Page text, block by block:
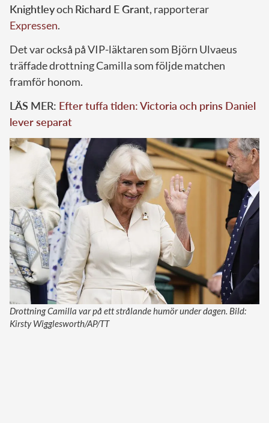
Knightleyoch Richard E Grant, rapporterar
Expressen.
Det var också på VIP-läktaren som Björn Ulvaeus
träffade drottning Camilla som följde matchen
framför honom.
LÄS MER: Efter tuffa tiden: Victoria och prins Daniel
lever separat
Drottning Camilla var på ett strålande humör under dagen. Bild:
Kirsty Wigglesworth/AP/TT